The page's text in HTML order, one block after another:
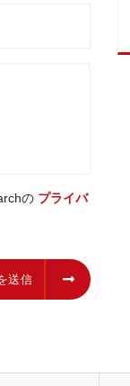
の プライバ
送信